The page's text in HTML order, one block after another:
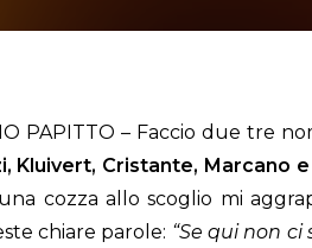
PAPITTO – Faccio due tre
Kluivert, Cristante, Marcano
cozza allo scoglio mi
chiare parole: “Se qui non